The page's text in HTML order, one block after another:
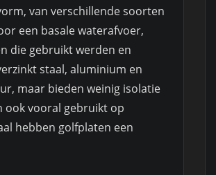
van verschillende soorten
een basale waterafvoer,
die gebruikt werden en
staal, aluminium en
maar bieden weinig isolatie
ook vooral gebruikt op
hebben golfplaten een